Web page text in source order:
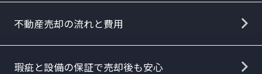
不動産売却の流れと費用
瑕疵と設備の保証で売却後も安心